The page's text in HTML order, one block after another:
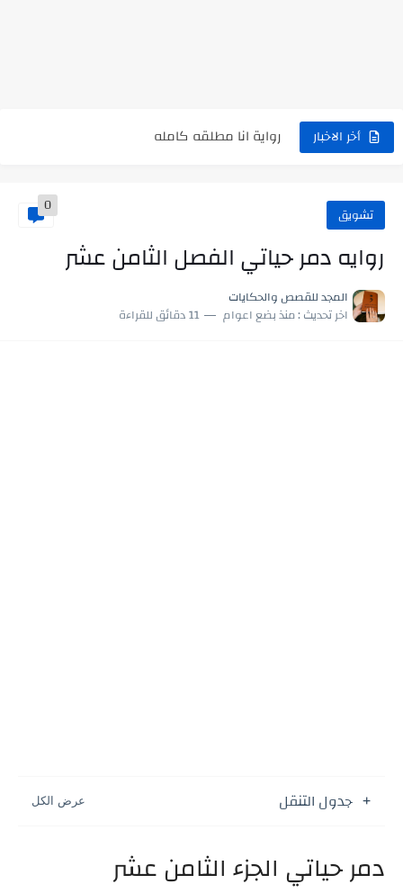
أخر الاخبار
رواية رجعت من السفر فجأه كامله
تشويق 0
روايه دمر حياتي الفصل الثامن عشر
المجد للقصص والحكايات
اخر تحديث :منذ بضع اعوام 11 دقائق للقراءة
جدول التنقل
دمر حياتي الجزء الثامن عشر